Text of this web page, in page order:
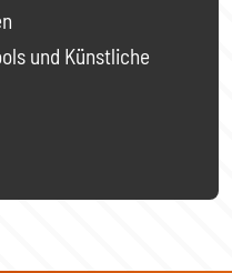
und Künstliche